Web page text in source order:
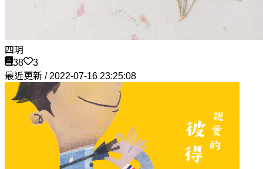
四玥
38
3
最近更新 / 2022-07-16 23:25:08